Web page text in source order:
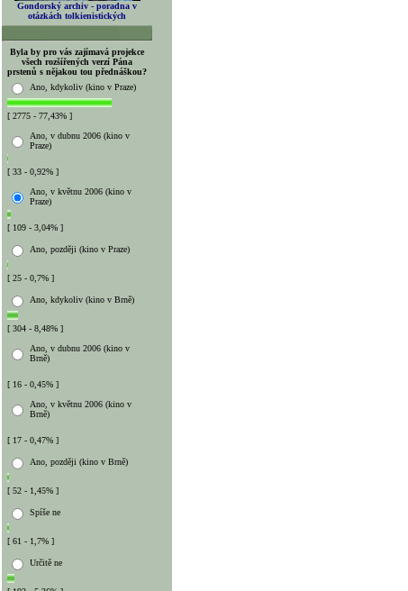
Gondorský archiv - poradna v
otázkách tolkienistických
Byla by pro vás zajímavá projekce
všech rozšířených verzí Pána
prstenů s nějakou tou přednáškou?
Ano, kdykoliv (kino v Praze)
[ 2775 - 77,43% ]
Ano, v dubnu 2006 (kino v
Praze)
[ 33 - 0,92% ]
Ano, v květnu 2006 (kino v
Praze)
[ 109 - 3,04% ]
Ano, později (kino v Praze)
[ 25 - 0,7% ]
Ano, kdykoliv (kino v Brně)
[ 304 - 8,48% ]
Ano, v dubnu 2006 (kino v
Brně)
[ 16 - 0,45% ]
Ano, v květnu 2006 (kino v
Brně)
[ 17 - 0,47% ]
Ano, později (kino v Brně)
[ 52 - 1,45% ]
Spíše ne
[ 61 - 1,7% ]
Určitě ne